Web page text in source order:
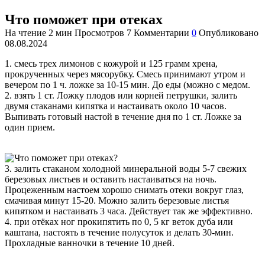
Что поможет при отеках
На чтение 2 мин Просмотров 7 Комментарии 0 Опубликовано
08.08.2024
1. смесь трех лимонов с кожурой и 125 грамм хрена,
прокрученных через мясорубку. Смесь принимают утром и
вечером по 1 ч. ложке за 10-15 мин. До еды (можно с медом.
2. взять 1 ст. Ложку плодов или корней петрушки, залить
двумя стаканами кипятка и настаивать около 10 часов.
Выпивать готовый настой в течение дня по 1 ст. Ложке за
один прием.
3. залить стаканом холодной минеральной воды 5-7 свежих
березовых листьев и оставить настаиваться на ночь.
Процеженным настоем хорошо снимать отеки вокруг глаз,
смачивая минут 15-20. Можно залить березовые листья
кипятком и настаивать 3 часа. Действует так же эффективно.
4. при отёках ног прокипятить по 0, 5 кг веток дуба или
каштана, настоять в течение полусуток и делать 30-мин.
Прохладные ванночки в течение 10 дней.